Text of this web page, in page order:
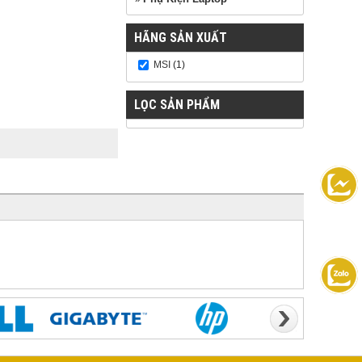
HÃNG SẢN XUẤT
MSI (1)
LỌC SẢN PHẨM